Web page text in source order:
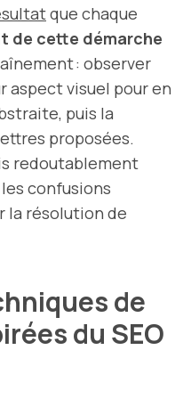
que chaque
de cette démarche
: observer
aspect visuel pour en
puis la
proposées.
redoutablement
confusions
la résolution de
de
du SEO